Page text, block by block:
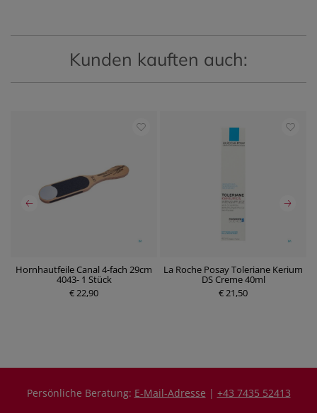
Kunden kauften auch:
Hornhautfeile Canal 4-fach 29cm
4043- 1 Stück
€ 22,90
La Roche Posay Toleriane Kerium
DS Creme 40ml
€ 21,50
Persönliche Beratung: E-Mail-Adresse | +43 7435 52413